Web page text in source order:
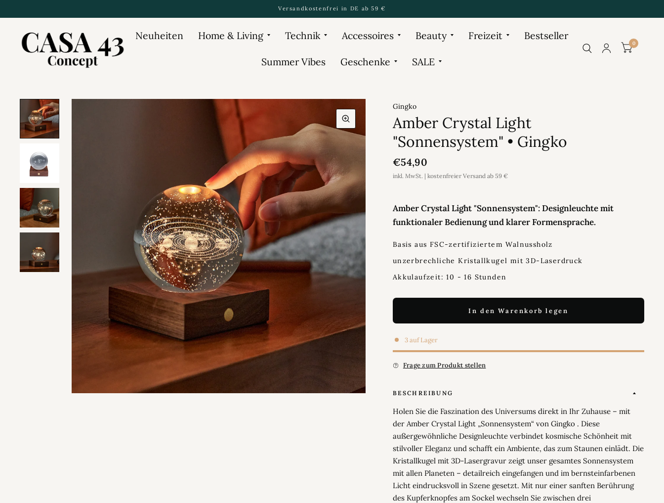
Versandkostenfrei in DE ab 59 €
Neuheiten Home & Living Technik Accessoires Beauty Freizeit Bestseller
Summer Vibes Geschenke SALE
0
Gingko
Amber Crystal Light
"Sonnensystem" • Gingko
€54,90
inkl. MwSt. | kostenfreier Versand ab 59 €
Amber Crystal Light "Sonnensystem": Designleuchte mit
funktionaler Bedienung und klarer Formensprache.
Basis aus FSC-zertifiziertem Walnussholz
unzerbrechliche Kristallkugel mit 3D-Laserdruck
Akkulaufzeit: 10 - 16 Stunden
In den Warenkorb legen
3 auf Lager
Frage zum Produkt stellen
BESCHREIBUNG
Holen Sie die Faszination des Universums direkt in Ihr Zuhause – mit
der Amber Crystal Light „Sonnensystem“ von Gingko . Diese
außergewöhnliche Designleuchte verbindet kosmische Schönheit mit
stilvoller Eleganz und schafft ein Ambiente, das zum Staunen einlädt. Die
Kristallkugel mit 3D-Lasergravur zeigt unser gesamtes Sonnensystem
mit allen Planeten – detailreich eingefangen und im bernsteinfarbenen
Licht eindrucksvoll in Szene gesetzt. Mit nur einer sanften Berührung
des Kupferknopfes am Sockel wechseln Sie zwischen drei